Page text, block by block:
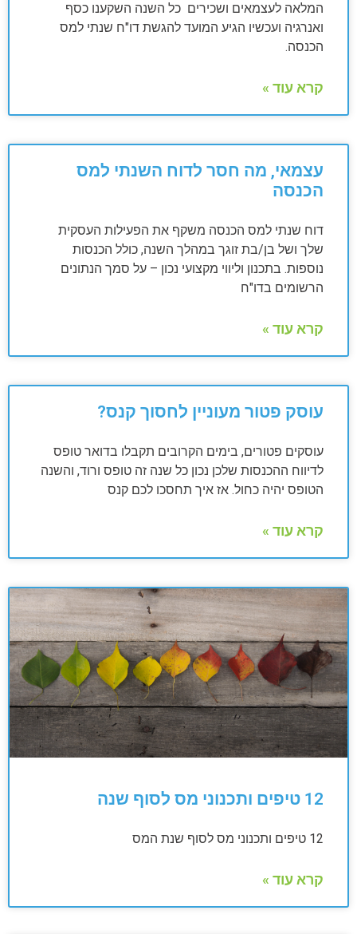
המלאה לעצמאים ושכירים כל השנה השקענו כסף
ואנרגיה ועכשיו הגיע המועד להגשת דו"ח שנתי למס
הכנסה.
קרא עוד »
עצמאי, מה חסר לדוח השנתי למס
הכנסה
דוח שנתי למס הכנסה משקף את הפעילות העסקית
שלך ושל בן/בת זוגך במהלך השנה, כולל הכנסות
נוספות. בתכנון וליווי מקצועי נכון – על סמך הנתונים
הרשומים בדו"ח
קרא עוד »
עוסק פטור מעוניין לחסוך קנס?
עוסקים פטורים, בימים הקרובים תקבלו בדואר טופס
לדיווח ההכנסות שלכן נכון כל שנה זה טופס ורוד, והשנה
הטופס יהיה כחול. אז איך תחסכו לכם קנס
קרא עוד »
12 טיפים ותכנוני מס לסוף שנה
12 טיפים ותכנוני מס לסוף שנת המס
קרא עוד »